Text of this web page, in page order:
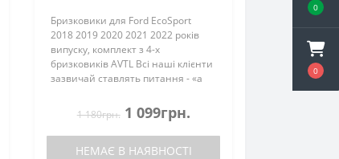
0
0
Бризковики для Ford EcoSport
2018 2019 2020 2021 2022 років
випуску, комплект з 4-х
бризковиків AVTL Всі наші клієнти
зазвичай ставлять питання - «а
2018 року випуску?», «Який
матеріал використаний?», «Як
взагалі во..
1 180грн. 1 099грн.
НЕМАЄ В НАЯВНОСТІ